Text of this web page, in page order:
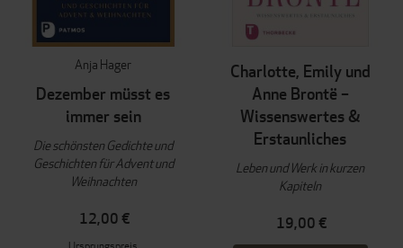
Anja Hager
Dezember müsst es
immer sein
Die schönsten Gedichte und
Geschichten für Advent und
Weihnachten
12,00 €
Charlotte, Emily und
Anne Brontë –
Wissenswertes &
Erstaunliches
Leben und Werk in kurzen
Kapiteln
19,00 €